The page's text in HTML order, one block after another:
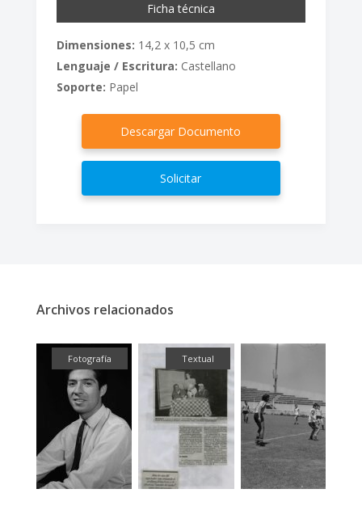
Ficha técnica
Dimensiones: 14,2 x 10,5 cm
Lenguaje / Escritura: Castellano
Soporte: Papel
Descargar Documento
Solicitar
Archivos relacionados
Fotografía Textual